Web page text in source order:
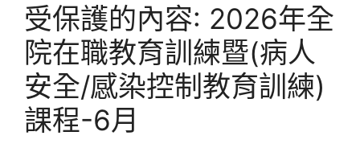
受保護的內容: 2026年全
院在職教育訓練暨(病人
安全/感染控制教育訓練)
課程-6月